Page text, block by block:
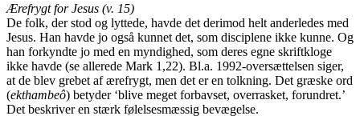
Ærefrygt for Jesus (v. 15)
De folk, der stod og lyttede, havde det derimod helt anderledes med
Jesus. Han havde jo også kunnet det, som disciplene ikke kunne. Og
han forkyndte jo med en myndighed, som deres egne skriftkloge
ikke havde (se allerede Mark 1,22). Bl.a. 1992-oversættelsen siger,
at de blev grebet af ærefrygt, men det er en tolkning. Det græske ord
(ekthambeô) betyder ‘blive meget forbavset, overrasket, forundret.’
Det beskriver en stærk følelsesmæssig bevægelse.